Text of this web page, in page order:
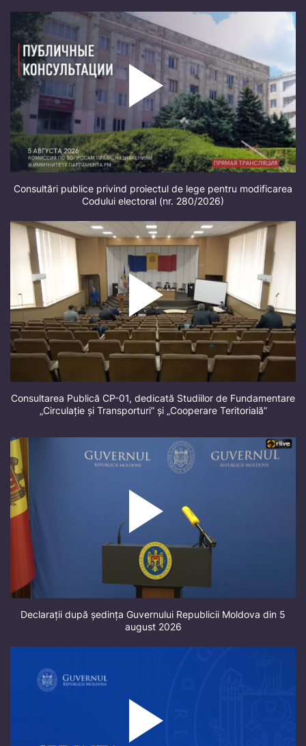
Consultări publice privind proiectul de lege pentru modificarea
Codului electoral (nr. 280/2026)
Consultarea Publică CP-01, dedicată Studiilor de Fundamentare
„Circulație și Transporturi” și „Cooperare Teritorială”
Declarații după ședința Guvernului Republicii Moldova din 5
august 2026